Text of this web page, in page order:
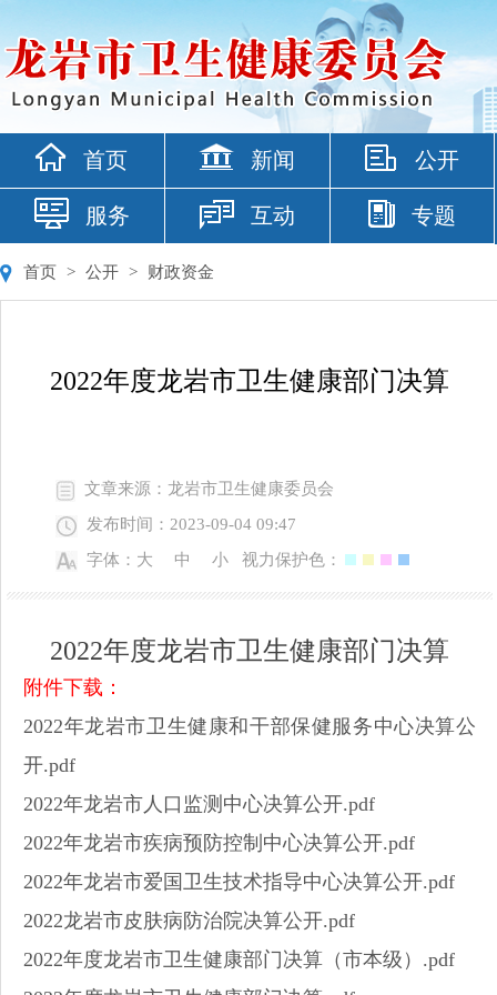
首页 新闻 公开
服务 互动 专题
首页 > 公开 > 财政资金
2022年度龙岩市卫生健康部门决算
文章来源：龙岩市卫生健康委员会
发布时间：2023-09-04 09:47
字体： 大 中 小 视力保护色：
2022年度龙岩市卫生健康部门决算
附件下载：
2022年龙岩市卫生健康和干部保健服务中心决算公
开.pdf
2022年龙岩市人口监测中心决算公开.pdf
2022年龙岩市疾病预防控制中心决算公开.pdf
2022年龙岩市爱国卫生技术指导中心决算公开.pdf
2022龙岩市皮肤病防治院决算公开.pdf
2022年度龙岩市卫生健康部门决算（市本级）.pdf